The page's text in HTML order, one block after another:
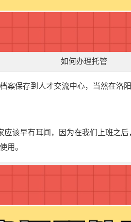
如何办理托管
案保存到人才交流中心，当然在洛
应该早有耳闻，因为在我们上班之
用。